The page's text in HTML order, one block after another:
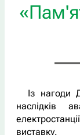
Із нагоди
наслідків
виставку.